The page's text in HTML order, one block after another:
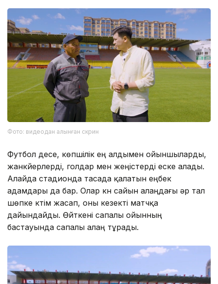
Фото: видеодан алынған скрин
Футбол десе, көпшілік ең алдымен ойыншыларды,
жанкүйерлерді, голдар мен жеңістерді еске алады.
Алайда стадионда тасада қалатын еңбек
адамдары да бар. Олар күн сайын алаңдағы әр тал
шөпке күтім жасап, оны кезекті матчқа
дайындайды. Өйткені сапалы ойынның
бастауында сапалы алаң тұрады.